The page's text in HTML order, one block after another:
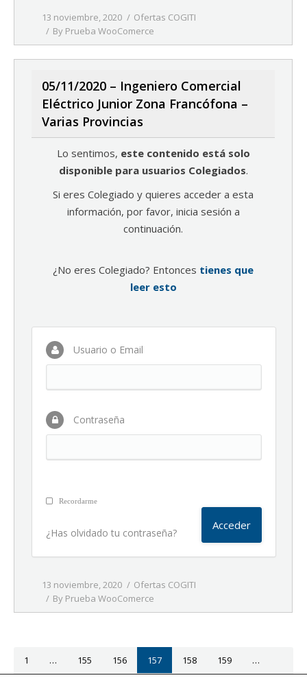
13 noviembre, 2020
Ofertas COGITI
By Prueba WooComerce
05/11/2020 – Ingeniero Comercial
Eléctrico Junior Zona Francófona –
Varias Provincias
Lo sentimos, este contenido está solo
disponible para usuarios Colegiados.
Si eres Colegiado y quieres acceder a esta
información, por favor, inicia sesión a
continuación.
¿No eres Colegiado? Entonces tienes que
leer esto
Usuario o Email
Contraseña
Recordarme
¿Has olvidado tu contraseña?
13 noviembre, 2020
Ofertas COGITI
By Prueba WooComerce
1 … 155 156 157 158 159 …